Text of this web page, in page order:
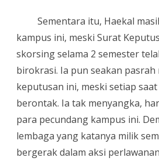
Sementara itu, Haekal
kampus ini, meski Surat
skorsing selama 2 semester
birokrasi. Ia pun seakan pasrah
keputusan ini, meski setiap
berontak. Ia tak menyangka,
para pecundang kampus ini.
lembaga yang katanya milik
bergerak dalam aksi